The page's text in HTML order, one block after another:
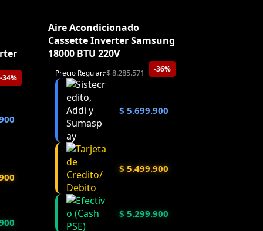
-34%
Aire Acondicionado
Cassette Inverter Samsung
18000 BTU 220V
-36%
Precio Regular:$8.285.571
$ 5.699.900
$ 5.499.900
$ 5.299.900